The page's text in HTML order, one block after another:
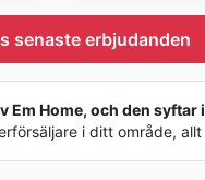
senaste erbjudanden
Home, och den
i ditt område,